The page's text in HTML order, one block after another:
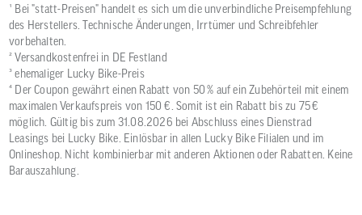
¹ Bei "statt-Preisen" handelt es sich um die unverbindliche Preisempfehlung
des Herstellers. Technische Änderungen, Irrtümer und Schreibfehler
vorbehalten.
² Versandkostenfrei in DE Festland
³ ehemaliger Lucky Bike-Preis
⁴ Der Coupon gewährt einen Rabatt von 50 % auf ein Zubehörteil mit einem
maximalen Verkaufspreis von 150 €. Somit ist ein Rabatt bis zu 75 €
möglich. Gültig bis zum 31.08.2026 bei Abschluss eines Dienstrad
Leasings bei Lucky Bike. Einlösbar in allen Lucky Bike Filialen und im
Onlineshop. Nicht kombinierbar mit anderen Aktionen oder Rabatten. Keine
Barauszahlung.